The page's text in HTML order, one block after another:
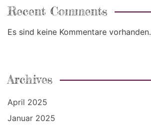
Recent Comments
Es sind keine Kommentare vorhanden.
Archives
April 2025
Januar 2025